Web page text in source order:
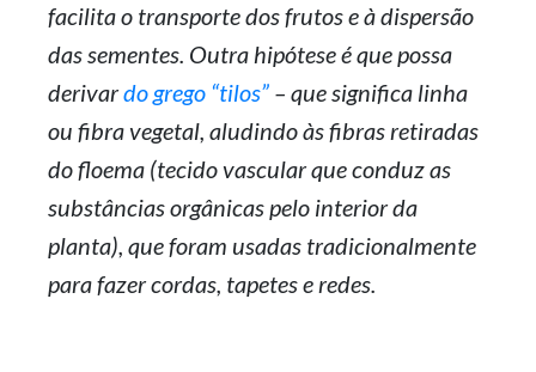
facilita o transporte dos frutos e à dispersão
das sementes. Outra hipótese é que possa
derivardo grego “tilos” – que significa linha
ou fibra vegetal, aludindo às fibras retiradas
do floema (tecido vascular que conduz as
substâncias orgânicas pelo interior da
planta), que foram usadas tradicionalmente
para fazer cordas, tapetes e redes.